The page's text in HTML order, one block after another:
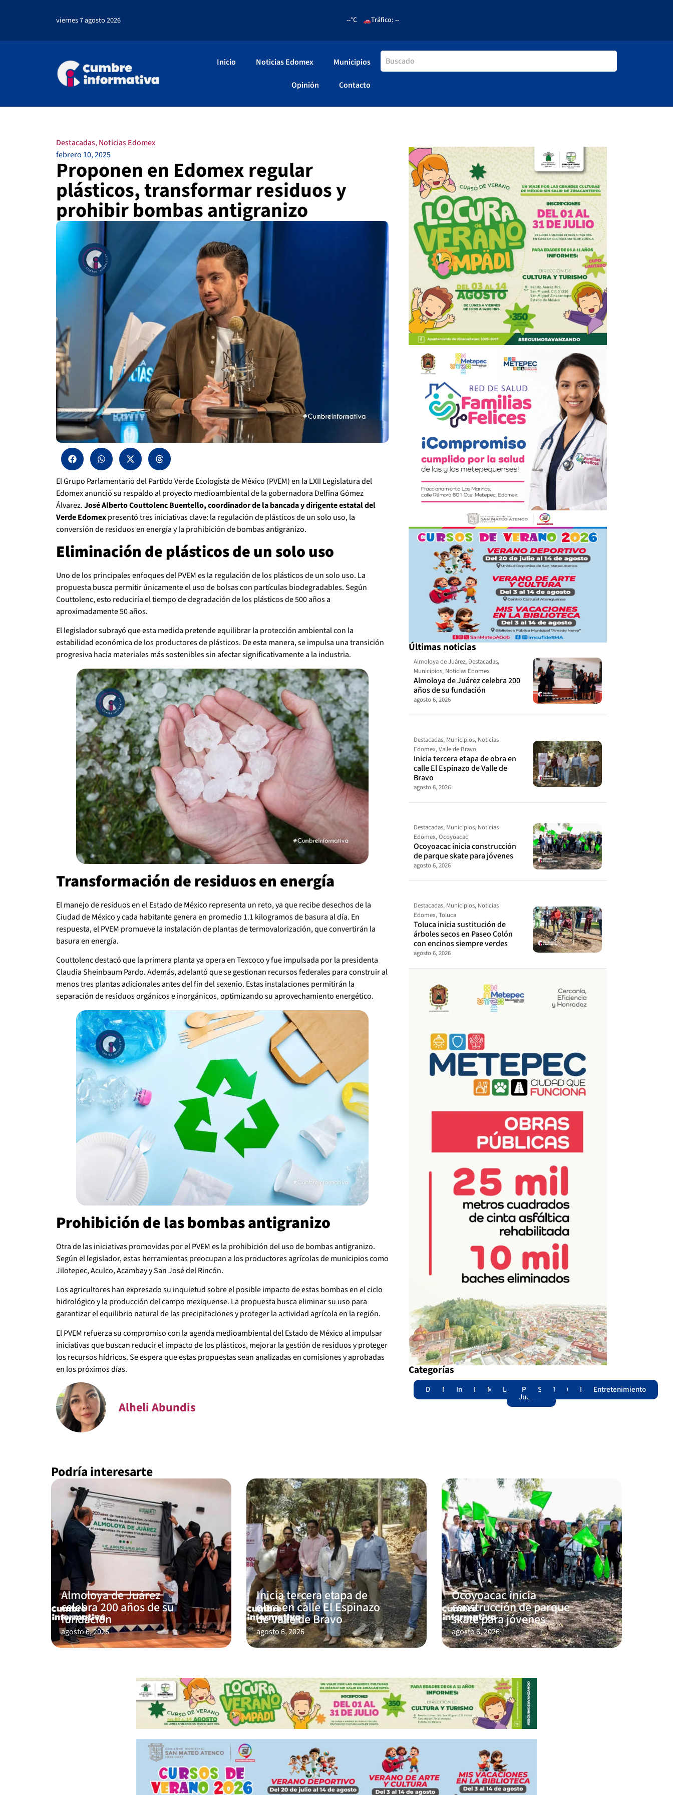
viernes 7 agosto 2026 --°C Tráfico: --
Inicio Noticias Edomex Municipios
Opinión Contacto
Destacadas,Noticias Edomex
febrero 10, 2025
Proponen en Edomex regular
plásticos, transformar residuos y
prohibir bombas antigranizo
El Grupo Parlamentario del Partido Verde Ecologista de México (PVEM) en la LXII Legislatura del
Edomex anunció su respaldo al proyecto medioambiental de la gobernadora Delfina Gómez
Álvarez.José Alberto Couttolenc Buentello, coordinador de la bancada y dirigente estatal del
Verde Edomexpresentó tres iniciativas clave: la regulación de plásticos de un solo uso, la
conversión de residuos en energía y la prohibición de bombas antigranizo.
Eliminación de plásticos de un solo uso
Uno de los principales enfoques del PVEM es la regulación de los plásticos de un solo uso. La
propuesta busca permitir únicamente el uso de bolsas con partículas biodegradables. Según
Couttolenc, esto reduciría el tiempo de degradación de los plásticos de 500 años a
aproximadamente 50 años.
El legislador subrayó que esta medida pretende equilibrar la protección ambiental con la
estabilidad económica de los productores de plásticos. De esta manera, se impulsa una transición
progresiva hacia materiales más sostenibles sin afectar significativamente a la industria.
Transformación de residuos en energía
El manejo de residuos en el Estado de México representa un reto, ya que recibe desechos de la
Ciudad de México y cada habitante genera en promedio 1.1 kilogramos de basura al día. En
respuesta, el PVEM promueve la instalación de plantas de termovalorización, que convertirán la
basura en energía.
Couttolenc destacó que la primera planta ya opera en Texcoco y fue impulsada por la presidenta
Claudia Sheinbaum Pardo. Además, adelantó que se gestionan recursos federales para construir al
menos tres plantas adicionales antes del fin del sexenio. Estas instalaciones permitirán la
separación de residuos orgánicos e inorgánicos, optimizando su aprovechamiento energético.
Prohibición de las bombas antigranizo
Otra de las iniciativas promovidas por el PVEM es la prohibición del uso de bombas antigranizo.
Según el legislador, estas herramientas preocupan a los productores agrícolas de municipios como
Jilotepec, Aculco, Acambay y San José del Rincón.
Los agricultores han expresado su inquietud sobre el posible impacto de estas bombas en el ciclo
hidrológico y la producción del campo mexiquense. La propuesta busca eliminar su uso para
garantizar el equilibrio natural de las precipitaciones y proteger la actividad agrícola en la región.
El PVEM refuerza su compromiso con la agenda medioambiental del Estado de México al impulsar
iniciativas que buscan reducir el impacto de los plásticos, mejorar la gestión de residuos y proteger
los recursos hídricos. Se espera que estas propuestas sean analizadas en comisiones y aprobadas
en los próximos días.
Alheli Abundis
Últimas noticias
Almoloya de Juárez, Destacadas,
Municipios, Noticias Edomex
Almoloya de Juárez celebra 200
años de su fundación
agosto 6, 2026
Destacadas, Municipios, Noticias
Edomex,Valle de Bravo
Inicia tercera etapa de obra en
calle El Espinazo de Valle de
Bravo
agosto 6, 2026
Destacadas, Municipios, Noticias
Edomex,Ocoyoacac
Ocoyoacac inicia construcción
de parque skate para jóvenes
agosto 6, 2026
Destacadas, Municipios, Noticias
Edomex,Toluca
Toluca inicia sustitución de
árboles secos en Paseo Colón
con encinos siempre verdes
agosto 6, 2026
Categorías
Destacadas
NacionalInternacional
EdomexMunicipiosLegislatura
Poder
Judicial
SeguridadTrámites
OpiniónLomitosEntretenimiento
Podría interesarte
Almoloya de Juárez
celebra 200 años de su
fundación
agosto 6, 2026
Inicia tercera etapa de
obra en calle El Espinazo
de Valle de Bravo
agosto 6, 2026
Ocoyoacac inicia
construcción de parque
skate para jóvenes
agosto 6, 2026